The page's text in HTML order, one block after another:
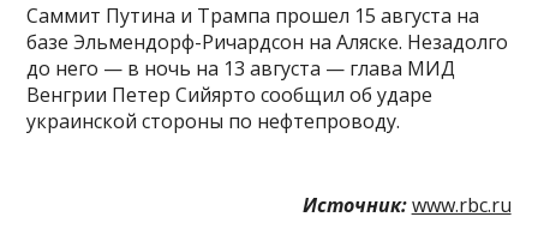
Саммит Путина и Трампа прошел 15 августа на
базе Эльмендорф-Ричардсон на Аляске. Незадолго
до него — в ночь на 13 августа — глава МИД
Венгрии Петер Сийярто сообщил об ударе
украинской стороны по нефтепроводу.
Источник: www.rbc.ru